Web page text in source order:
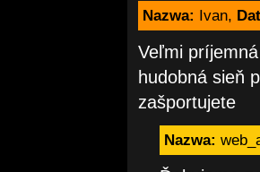
Nazwa: Ivan,
Veľmi
hudobná sieň
zašportujete
Nazwa: